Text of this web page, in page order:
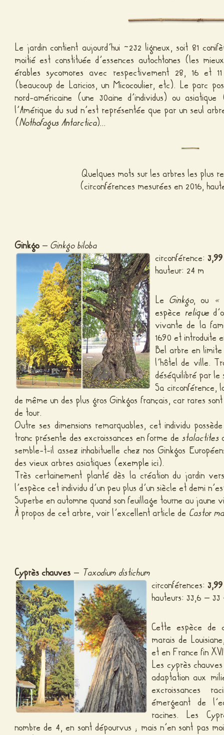
Le jardin contient aujourd’hui ~232 ligneux, soit 81
moitié est constituée d’essences autochtones (les
érables sycomores avec respectivement 28, 16 et
(beaucoup de Laricios, unMicocoulier, etc). Le parc
nord-américaine (une 30aine d’individus) ou
l’Amérique du sud n’est représentée que par un seul
(Nothofagus Antarctica)…
Quelques mots sur les arbres les plus
(circonférences mesurées en 2016,
Ginkgo – Ginkgo biloba
circonférence: 3,99
hauteur: 24 m
Le Ginkgo, ou «
espèce relique
vivante de la
1690 et introduite
Bel arbre en
l’hôtel de ville.
déséquilibré par le
Sa circonférence,
de même un des plus gros Ginkgos français, car rares
de tour.
Outre ses dimensions remarquables, cet individu
tronc présente des excroissances en forme destalactites
semble-t-il assez inhabituelle chez nos Ginkgos
des vieux arbres asiatiques (exemple ici).
Très certainement planté dès la création du jardin
l’espèce cet individu d’un peu plus d’un siècle et demi
Superbe en automne quand son feuillage tourne au jaune
À propos de cet arbre, voir l’excellent article de Castor
Cyprès chauves – Taxodium distichum
circonférences: 3,99
hauteurs: 33,6 –
Cette espèce de
marais de
et en France fin
Les cyprès
adaptation aux
excroissances
émergeant de
racines.Les
nombre de 4, en sont dépourvus ; mais n’en sont pas